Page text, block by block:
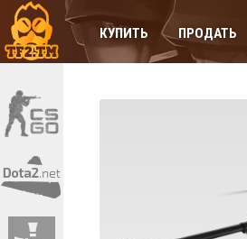
КУПИТЬ ПРОДАТЬ